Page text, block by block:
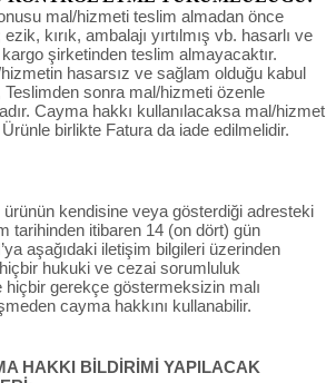
mal/hizmeti teslim almadan önce
kırık, ambalajı yırtılmış vb. hasarlı ve
kargo şirketinden teslim almayacaktır.
hasarsız ve sağlam olduğu kabul
Teslimden sonra mal/hizmeti özenle
Cayma hakkı kullanılacaksa mal/hizmet
Ürünle birlikte Fatura da iade edilmelidir.
ürünün kendisine veya gösterdiği adresteki
tarihinden itibaren 14 (on dört) gün
aşağıdaki iletişim bilgileri üzerinden
hukuki ve cezai sorumluluk
gerekçe göstermeksizin malı
cayma hakkını kullanabilir.
HAKKI BİLDİRİMİ YAPILACAK